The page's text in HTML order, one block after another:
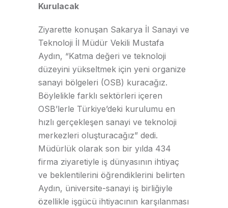
Kurulacak
Ziyarette konuşan Sakarya İl Sanayi ve
Teknoloji İl Müdür Vekili Mustafa
Aydın, “Katma değeri ve teknoloji
düzeyini yükseltmek için yeni organize
sanayi bölgeleri (OSB) kuracağız.
Böylelikle farklı sektörleri içeren
OSB’lerle Türkiye’deki kurulumu en
hızlı gerçekleşen sanayi ve teknoloji
merkezleri oluşturacağız” dedi.
Müdürlük olarak son bir yılda 434
firma ziyaretiyle iş dünyasının ihtiyaç
ve beklentilerini öğrendiklerini belirten
Aydın, üniversite-sanayi iş birliğiyle
özellikle işgücü ihtiyacının karşılanması